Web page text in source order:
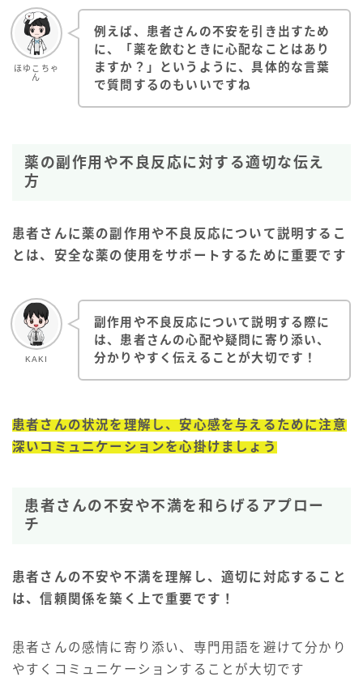
ほゆこちゃ
ん
例えば、患者さんの不安を引き出すため
に、「薬を飲むときに心配なことはあり
ますか？」というように、具体的な言葉
で質問するのもいいですね
薬の副作用や不良反応に対する適切な伝え
方
患者さんに薬の副作用や不良反応について説明するこ
とは、安全な薬の使用をサポートするために重要です
KAKI
副作用や不良反応について説明する際に
は、患者さんの心配や疑問に寄り添い、
分かりやすく伝えることが大切です！
患者さんの状況を理解し、安心感を与えるために注意
深いコミュニケーションを心掛けましょう
患者さんの不安や不満を和らげるアプロー
チ
患者さんの不安や不満を理解し、適切に対応すること
は、信頼関係を築く上で重要です！
患者さんの感情に寄り添い、専門用語を避けて分かり
やすくコミュニケーションすることが大切です